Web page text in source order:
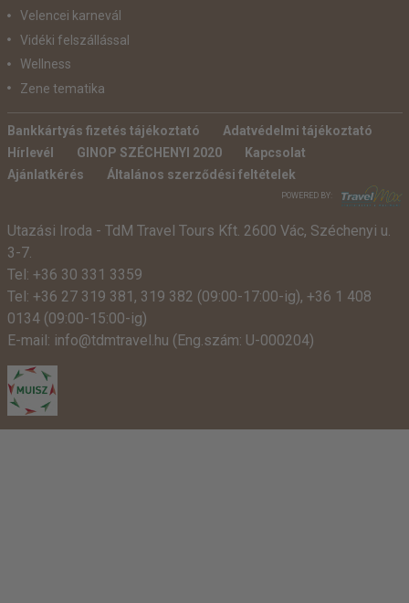
Velencei karnevál
Vidéki felszállással
Wellness
Zene tematika
Bankkártyás fizetés tájékoztató
Adatvédelmi tájékoztató
Hírlevél
GINOP SZÉCHENYI 2020
Kapcsolat
Ajánlatkérés
Általános szerződési feltételek
POWERED BY:
Utazási Iroda - TdM Travel Tours Kft. 2600 Vác, Széchenyi u.
3-7.
Tel: +36 30 331 3359
Tel: +36 27 319 381 , 319 382 (09:00-17:00-ig), +36 1 408
0134 (09:00-15:00-ig)
E-mail: info@tdmtravel.hu (Eng.szám: U-000204)